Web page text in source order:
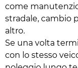
come
stradale, cambio
altro.
Se una volta
con lo stesso